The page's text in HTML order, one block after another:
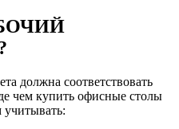
должна соответствовать
чем купить офисные столы
учитывать: